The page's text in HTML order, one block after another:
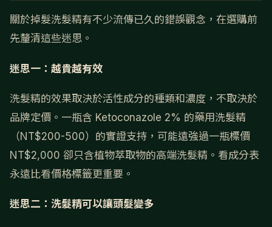
關於掉髮洗髮精有不少流傳已久的錯誤觀念，在選購前
先釐清這些迷思。
迷思一：越貴越有效
洗髮精的效果取決於活性成分的種類和濃度，不取決於
品牌定價。一瓶含 Ketoconazole 2% 的藥用洗髮精
（NT$200-500）的實證支持，可能遠強過一瓶標價
NT$2,000 卻只含植物萃取物的高端洗髮精。看成分表
永遠比看價格標籤更重要。
迷思二：洗髮精可以讓頭髮變多